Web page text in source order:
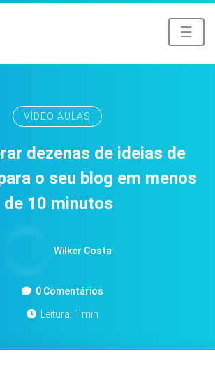
☰
VÍDEO AULAS
dezenas de ideias de
o seu blog em menos
de 10 minutos
Wilker Costa
0 Comentários
Leitura: 1 min